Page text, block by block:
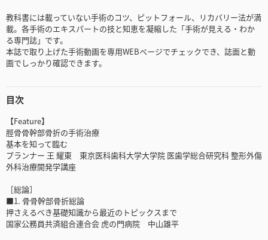
教科書には載っていない手術のコツ、ピットフォール、リカバリー法が満
載。各手術のエキスパートの技と知恵を凝縮した「手術が見える・わか
る専門誌」です。
本誌で取り上げた手術動画を専用WEBページでチェックでき、誌面と動
画でしっかり確認できます。
目次
【Feature】
脛骨骨幹部骨折の手術治療
基本を知って臨む
プランナー 王 耀東 東京医科歯科大学大学院 医歯学総合研究科 整形外傷
外科治療開発学講座
［総論］
■1. 骨骨幹部骨折総論
押さえるべき基礎知識から最近のトピックスまで
国家公務員共済組合連合会 虎の門病院 中山雄平